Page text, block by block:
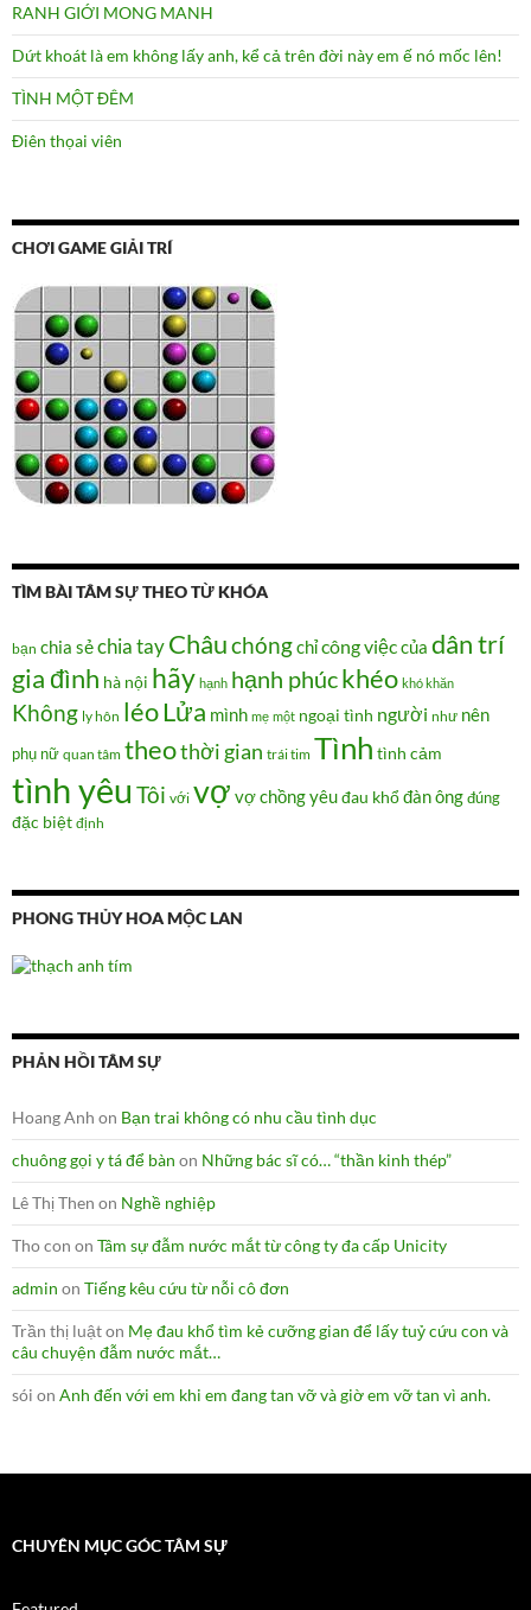
RANH GIỚI MONG MANH
Dứt khoát là em không lấy anh, kể cả trên đời này em ế nó mốc lên!
TÌNH MỘT ĐÊM
Điên thọai viên
CHƠI GAME GIẢI TRÍ
TÌM BÀI TÂM SỰ THEO TỪ KHÓA
bạn chia sẻchia tay Châuchóngchỉcông việccủa dân trí
gia đình hà nội hãy hạnh hạnh phúckhéo khó khăn
Không ly hôn léoLửa mình mẹ một ngoại tình người như nên
phụ nữ quan tâm theothời gian trái tim Tình tình cảm
tình yêu Tôi với vợ vợ chồngyêuđau khổđàn ôngđúng
đặc biệt định
PHONG THỦY HOA MỘC LAN
PHẢN HỒI TÂM SỰ
Hoang Anh on Bạn trai không có nhu cầu tình dục
chuông gọi y tá để bàn on Những bác sĩ có… “thần kinh thép”
Lê Thị Then on Nghề nghiệp
Tho con on Tâm sự đẫm nước mắt từ công ty đa cấp Unicity
admin on Tiếng kêu cứu từ nỗi cô đơn
Trần thị luậton Mẹ đau khổ tìm kẻ cưỡng gian để lấy tuỷ cứu con và
câu chuyện đẫm nước mắt…
sói on Anh đến với em khi em đang tan vỡ và giờ em vỡ tan vì anh.
CHUYÊN MỤC GÓC TÂM SỰ